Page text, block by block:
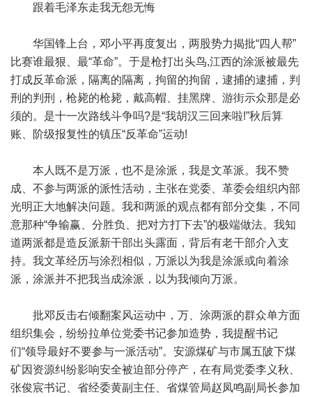
跟着毛泽东走我无怨无悔
华国锋上台，邓小平再度复出，两股势力揭批“四人帮”
比赛谁最狠、最“革命”。于是枪打出头鸟,江西的涂派被最先
打成反革命派，隔离的隔离，拘留的拘留，逮捕的逮捕，判
刑的判刑，枪毙的枪毙，戴高帽、挂黑牌、游街示众那是必
须的。是十一次路线斗争吗?是“我胡汉三回来啦!”秋后算
账、阶级报复性的镇压“反革命”运动!
本人既不是万派，也不是涂派，我是文革派。我不赞
成、不参与两派的派性活动，主张在党委、革委会组织内部
光明正大地解决问题。我和两派的观点都有部分交集，不同
意那种“争输赢、分胜负、把对方打下去”的极端做法。我知
道两派都是造反派新干部出头露面，背后有老干部介入支
持。我文革经历与涂烈相似，万派以为我是涂派或向着涂
派，涂派并不把我当成涂派，以为我倾向万派。
批邓反击右倾翻案风运动中，万、涂两派的群众单方面
组织集会，纷纷拉单位党委书记参加造势，我提醒书记
们“领导最好不要参与一派活动”。安源煤矿与市属五陂下煤
矿因资源纠纷影响安全被迫部分停产，在有局党委李义秋、
张俊宸书记、省经委黄副主任、省煤管局赵凤鸣副局长参加